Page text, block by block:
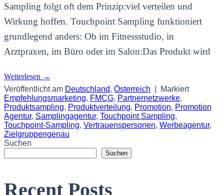
Sampling folgt oft dem Prinzip:viel verteilen und
Wirkung hoffen. Touchpoint Sampling funktioniert
grundlegend anders: Ob im Fitnessstudio, in
Arztpraxen, im Büro oder im Salon:Das Produkt wird
Weiterlesen →
Veröffentlicht am Deutschland, Österreich
Markiert
Empfehlungsmarketing, FMCG, Partnernetzwerke,
Produktsampling, Produktverteilung, Promotion, Promotion
Agentur, Samplingagentur, Touchpoint Sampling,
Touchpoint-Sampling, Vertrauenspersonen, Werbeagentur,
Zielgruppengenau
Suchen
Suchen
Recent Posts